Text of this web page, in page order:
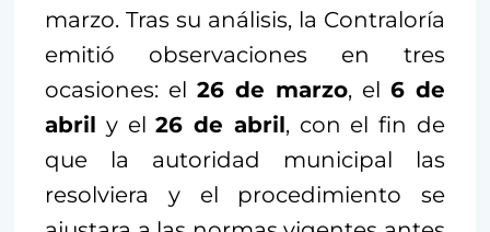
marzo. Tras su análisis, la Contraloría
emitió observaciones en tres
ocasiones: el 26 de marzo, el 6 de
abril y el26 de abril, con el fin de
que la autoridad municipal las
resolviera y el procedimiento se